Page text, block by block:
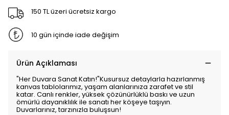
150 TL üzeri ücretsiz kargo
10 gün içinde iade değişim
Ürün Açıklaması
"Her Duvara Sanat Katın!"Kusursuz detaylarla hazırlanmış
kanvas tablolarımız, yaşam alanlarınıza zarafet ve stil
katar. Canlı renkler, yüksek çözünürlüklü baskı ve uzun
ömürlü dayanıklılık ile sanatı her köşeye taşıyın.
Duvarlarınız, tarzınızla buluşsun!